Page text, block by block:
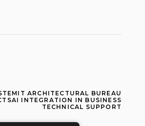
IT ARCHITECTURAL BUREAU
AI INTEGRATION IN BUSINESS
TECHNICAL SUPPORT